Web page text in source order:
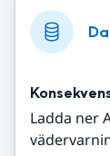
Ladda ner